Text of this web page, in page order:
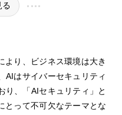
る
より、ビジネス環境は大き
AIはサイバーセキュリティ
り、「AIセキュリティ」と
とって不可欠なテーマとな